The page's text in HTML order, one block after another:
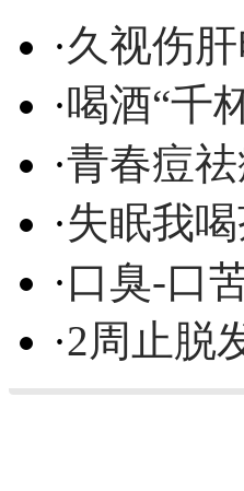
·久视伤
·喝酒“千
·青春痘
·失眠我
·口臭-口
·2周止脱